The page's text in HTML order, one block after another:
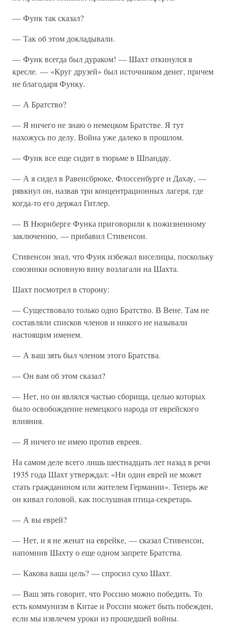
— Функ так сказал?
— Так об этом докладывали.
— Функ всегда был дураком! — Шахт откинулся в
кресле. — «Круг друзей» был источником денег, причем
не благодаря Функу.
— А Братство?
— Я ничего не знаю о немецком Братстве. Я тут
нахожусь по делу. Война уже далеко в прошлом.
— Функ все еще сидит в тюрьме в Шпандау.
— А я сидел в Равенсбрюке, Флоссенбурге и Дахау, —
рявкнул он, назвав три концентрационных лагеря, где
когда-то его держал Гитлер.
— В Нюрнберге Функа приговорили к пожизненному
заключению, — прибавил Стивенсон.
Стивенсон знал, что Функ избежал виселицы, поскольку
союзники основную вину возлагали на Шахта.
Шахт посмотрел в сторону:
— Существовало только одно Братство. В Вене. Там не
составляли списков членов и никого не называли
настоящим именем.
— А ваш зять был членом этого Братства.
— Он вам об этом сказал?
— Нет, но он являлся частью сборища, целью которых
было освобождение немецкого народа от еврейского
влияния.
— Я ничего не имею против евреев.
На самом деле всего лишь шестнадцать лет назад в речи
1935 года Шахт утверждал: «Ни один еврей не может
стать гражданином или жителем Германии». Теперь же
он кивал головой, как послушная птица-секретарь.
— А вы еврей?
— Нет, и я не женат на еврейке, — сказал Стивенсон,
напомнив Шахту о еще одном запрете Братства.
— Какова ваша цель? — спросил сухо Шахт.
— Ваш зять говорит, что Россию можно победить. То
есть коммунизм в Китае и России может быть побежден,
если мы извлечем уроки из прошедшей войны.